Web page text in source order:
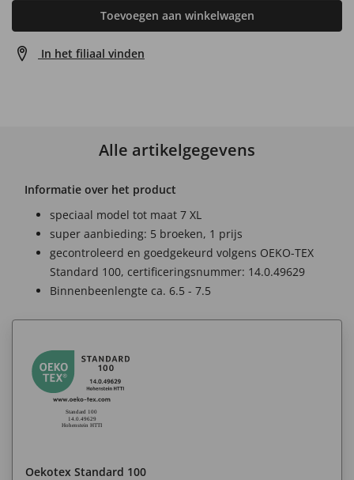
Toevoegen aan winkelwagen
In het filiaal vinden
Alle artikelgegevens
Informatie over het product
speciaal model tot maat 7 XL
super aanbieding: 5 broeken, 1 prijs
gecontroleerd en goedgekeurd volgens OEKO-TEX
Standard 100, certificeringsnummer: 14.0.49629
Binnenbeenlengte ca. 6.5 - 7.5
Oekotex Standard 100